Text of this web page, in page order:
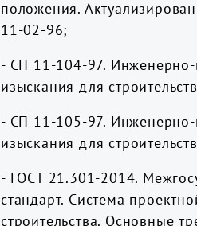
положения.
11-02-96;
- СП 11-104-97. Инженерно-
изыскания для
- СП 11-105-97. Инженерно-
изыскания для
- ГОСТ 21.301-2014.
стандарт. Система
строительства. Основные